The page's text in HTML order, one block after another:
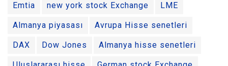
Emtia new york stock Exchange LME
Almanya piyasası Avrupa Hisse senetleri
DAX Dow Jones Almanya hisse senetleri